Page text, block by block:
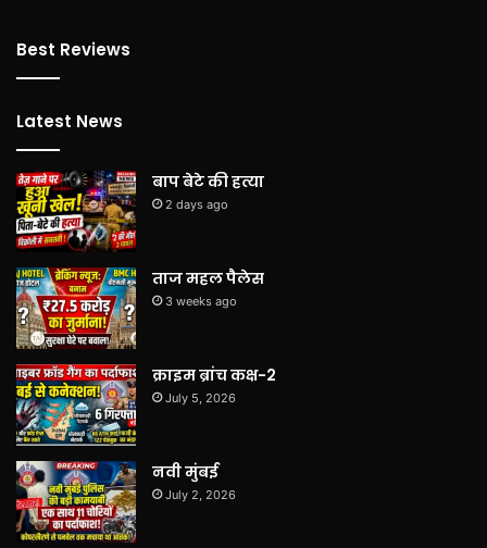
Best Reviews
Latest News
बाप बेटे की हत्या
2 days ago
ताज महल पैलेस
3 weeks ago
क्राइम ब्रांच कक्ष-2
July 5, 2026
नवी मुंबई
July 2, 2026